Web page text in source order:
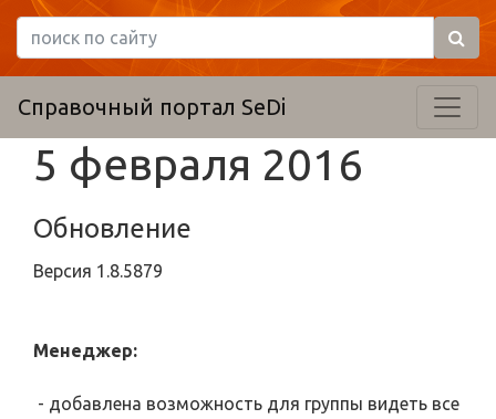
Справочный портал SeDi
5 февраля 2016
Обновление
Версия 1.8.5879
Менеджер:
- добавлена возможность для группы видеть все